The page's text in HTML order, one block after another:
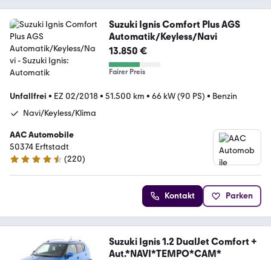
Suzuki Ignis Comfort Plus AGS
Automatik/Keyless/Navi
13.850 €
Fairer Preis
Unfallfrei • EZ 02/2018• 51.500 km • 66 kW (90 PS) • Benzin
Navi/Keyless/Klima
AAC Automobile
50374 Erftstadt
4.7 Sterne
(220)
Kontakt Parken
Suzuki Ignis 1.2 DualJet Comfort +
Aut.*NAVI*TEMPO*CAM*